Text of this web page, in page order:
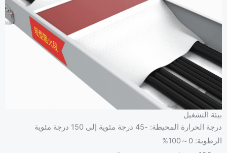
بيئة التشغيل
درجة الحرارة المحيطة: -45 درجة مئوية إلى 150 درجة مئوية
الرطوبة: 0～100%